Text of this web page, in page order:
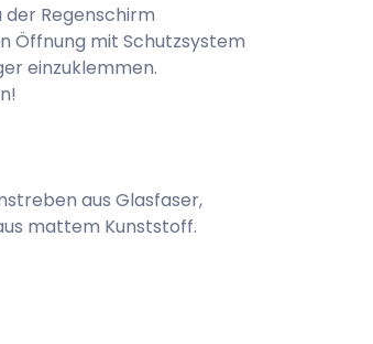
Regenschirm
Öffnung mit Schutzsystem
einzuklemmen.
aus Glasfaser,
mattem Kunststoff.